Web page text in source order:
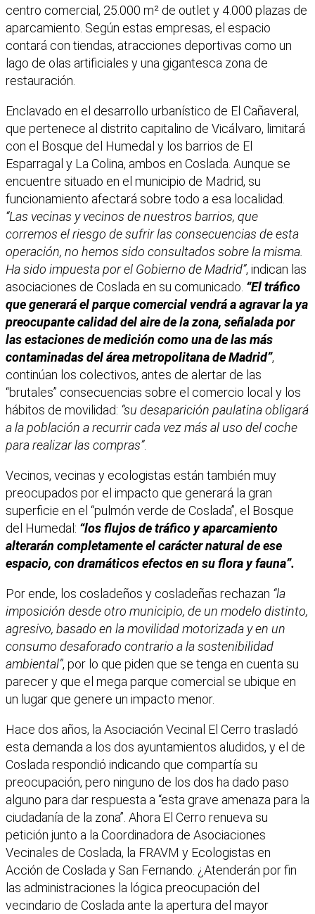
centro comercial, 25.000 m² de outlet y 4.000 plazas de
aparcamiento. Según estas empresas, el espacio
contará con tiendas, atracciones deportivas como un
lago de olas artificiales y una gigantesca zona de
restauración.
Enclavado en el desarrollo urbanístico de El Cañaveral,
que pertenece al distrito capitalino de Vicálvaro, limitará
con el Bosque del Humedal y los barrios de El
Esparragal y La Colina, ambos en Coslada. Aunque se
encuentre situado en el municipio de Madrid, su
funcionamiento afectará sobre todo a esa localidad.
“Las vecinas y vecinos de nuestros barrios, que
corremos el riesgo de sufrir las consecuencias de esta
operación, no hemos sido consultados sobre la misma.
Ha sido impuesta por el Gobierno de Madrid”, indican las
asociaciones de Coslada en su comunicado. “El tráfico
que generará el parque comercial vendrá a agravar la ya
preocupante calidad del aire de la zona, señalada por
las estaciones de medición como una de las más
contaminadas del área metropolitana de Madrid”,
continúan los colectivos, antes de alertar de las
“brutales” consecuencias sobre el comercio local y los
hábitos de movilidad: “su desaparición paulatina obligará
a la población a recurrir cada vez más al uso del coche
para realizar las compras”.
Vecinos, vecinas y ecologistas están también muy
preocupados por el impacto que generará la gran
superficie en el “pulmón verde de Coslada”, el Bosque
del Humedal: “los flujos de tráfico y aparcamiento
alterarán completamente el carácter natural de ese
espacio, con dramáticos efectos en su flora y fauna”.
Por ende, los cosladeños y cosladeñas rechazan “la
imposición desde otro municipio, de un modelo distinto,
agresivo, basado en la movilidad motorizada y en un
consumo desaforado contrario a la sostenibilidad
ambiental”, por lo que piden que se tenga en cuenta su
parecer y que el mega parque comercial se ubique en
un lugar que genere un impacto menor.
Hace dos años, la Asociación Vecinal El Cerro trasladó
esta demanda a los dos ayuntamientos aludidos, y el de
Coslada respondió indicando que compartía su
preocupación, pero ninguno de los dos ha dado paso
alguno para dar respuesta a “esta grave amenaza para la
ciudadanía de la zona”. Ahora El Cerro renueva su
petición junto a la Coordinadora de Asociaciones
Vecinales de Coslada, la FRAVM y Ecologistas en
Acción de Coslada y San Fernando. ¿Atenderán por fin
las administraciones la lógica preocupación del
vecindario de Coslada ante la apertura del mayor